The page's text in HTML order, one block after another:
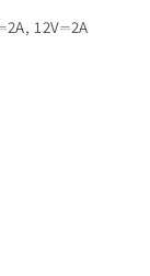
12V⎓2A